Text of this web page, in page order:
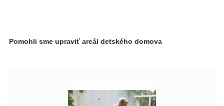
Pomohli sme upraviť areál detského domova